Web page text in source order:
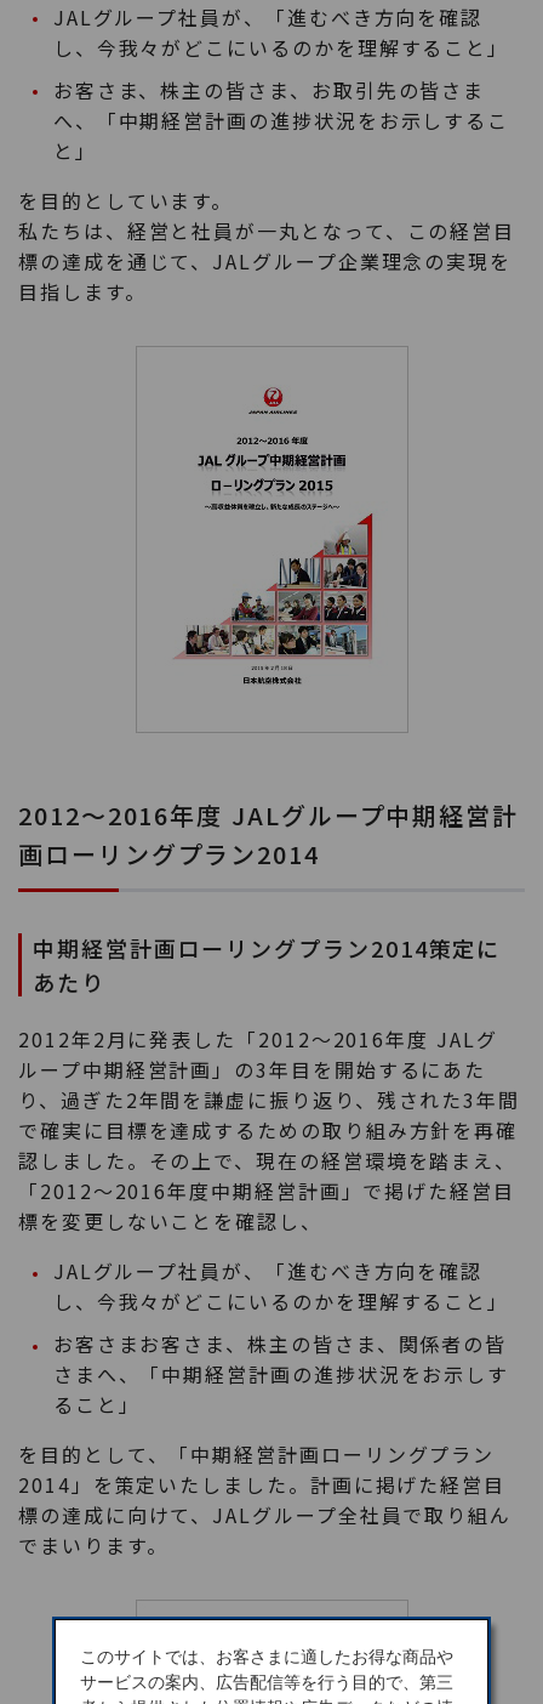
JALグループ社員が、「進むべき方向を確認
し、今我々がどこにいるのかを理解すること」
お客さま、株主の皆さま、お取引先の皆さま
へ、「中期経営計画の進捗状況をお示しするこ
と」
を目的としています。
私たちは、経営と社員が一丸となって、この経営目
標の達成を通じて、JALグループ企業理念の実現を
目指します。
2012～2016年度 JALグループ中期経営計
画ローリングプラン2014
中期経営計画ローリングプラン2014策定に
あたり
2012年2月に発表した「2012～2016年度 JALグ
ループ中期経営計画」の3年目を開始するにあた
り、過ぎた2年間を謙虚に振り返り、残された3年間
で確実に目標を達成するための取り組み方針を再確
認しました。その上で、現在の経営環境を踏まえ、
「2012～2016年度中期経営計画」で掲げた経営目
標を変更しないことを確認し、
JALグループ社員が、「進むべき方向を確認
し、今我々がどこにいるのかを理解すること」
お客さまお客さま、株主の皆さま、関係者の皆
さまへ、「中期経営計画の進捗状況をお示しす
ること」
を目的として、「中期経営計画ローリングプラン
2014」を策定いたしました。計画に掲げた経営目
標の達成に向けて、JALグループ全社員で取り組ん
でまいります。
このサイトでは、お客さまに適したお得な商品や
サービスの案内、広告配信等を行う目的で、第三